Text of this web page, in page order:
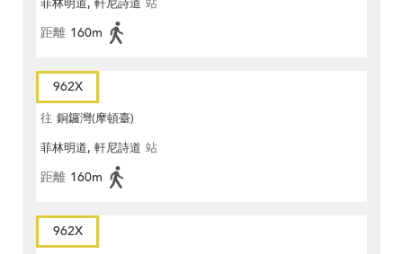
菲林明道, 軒尼詩道 站
距離 160m
962X
往 銅鑼灣(摩頓臺)
菲林明道, 軒尼詩道 站
距離 160m
962X